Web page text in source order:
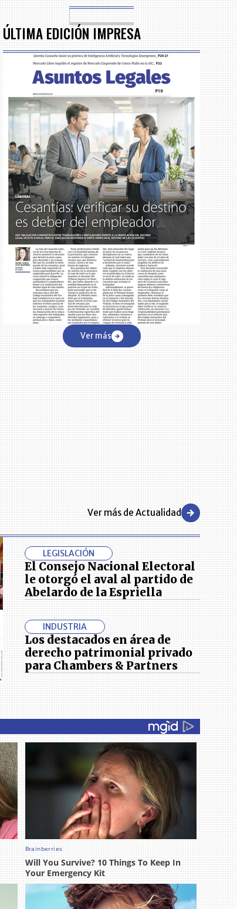
ÚLTIMA EDICIÓN IMPRESA
Ver más
empresas
Ver más de Actualidad
LEGISLACIÓN
El Consejo Nacional Electoral
le otorgó el aval al partido de
Abelardo de la Espriella
INDUSTRIA
Los destacados en área de
derecho patrimonial privado
para Chambers & Partners